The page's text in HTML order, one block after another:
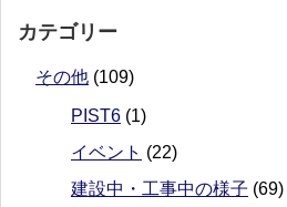
カテゴリー
その他 (109)
PIST6 (1)
イベント (22)
建設中・工事中の様子 (69)